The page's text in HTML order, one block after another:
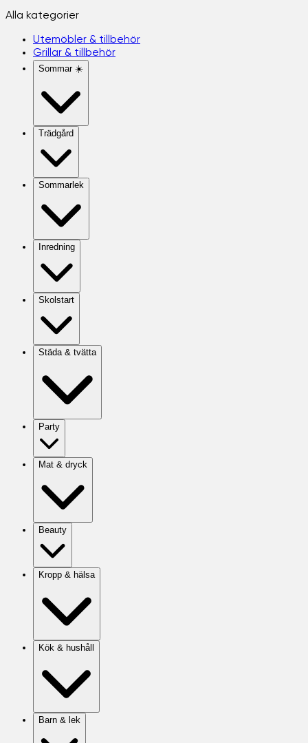
Alla kategorier
Utemöbler & tillbehör
Grillar & tillbehör
Sommar ☀️
Trädgård
Sommarlek
Inredning
Skolstart
Städa & tvätta
Party
Mat & dryck
Beauty
Kropp & hälsa
Kök & hushåll
Barn & lek